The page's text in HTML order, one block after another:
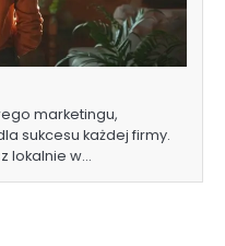
marketingu,
sukcesu każdej firmy.
lokalnie w…